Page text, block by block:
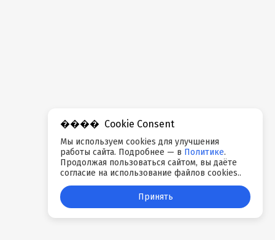
Cookie Consent
Мы используем cookies для улучшения
работы сайта. Подробнее — в Политике.
Продолжая пользоваться сайтом, вы даёте
согласие на использование файлов cookies..
Принять